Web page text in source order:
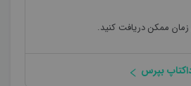
ممکن دریافت کنید.
بپرس